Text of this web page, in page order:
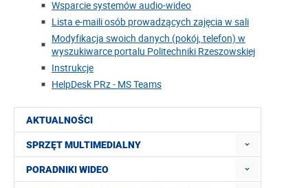
AKTUALNOŚCI
SPRZĘT MULTIMEDIALNY
PORADNIKI WIDEO
Wsparcie systemów audio-wideo
Lista e-maili osób prowadzących zajęcia w sali
Modyfikacja swoich danych (pokój, telefon) w
wyszukiwarce portalu Politechniki Rzeszowskiej
Instrukcje
HelpDesk PRz - MS Teams